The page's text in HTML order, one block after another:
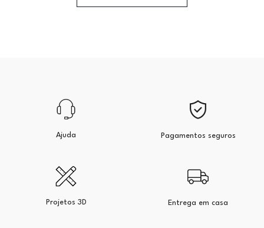
Ajuda Pagamentos seguros
Projetos 3D Entrega em casa